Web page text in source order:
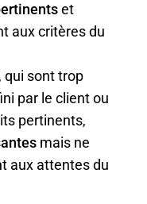
et
aux critères du
qui sont trop
par le client ou
pertinents,
mais ne
aux attentes du